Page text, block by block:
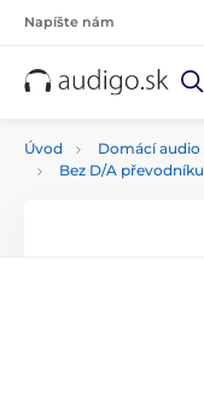
Napíšte nám
Úvod Domácí audio
Bez D/A převodníku